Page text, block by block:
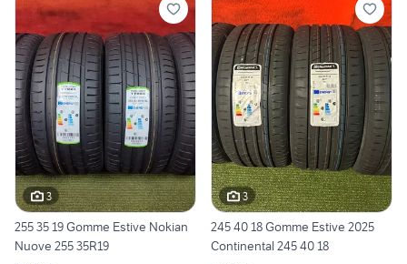
3
255 35 19 Gomme Estive Nokian
Nuove 255 35R19
3
245 40 18 Gomme Estive 2025
Continental 245 40 18